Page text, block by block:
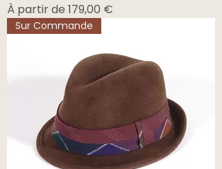
À partir de 179,00 €
Prix promotionnel
Sur Commande